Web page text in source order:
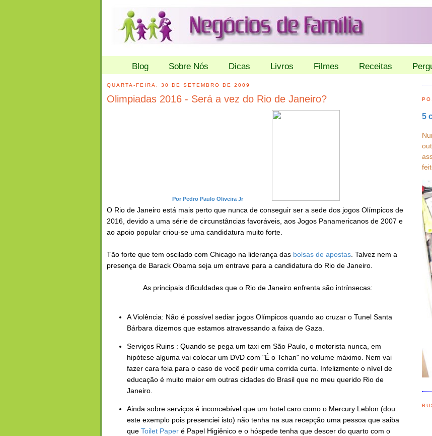
Blog Sobre Nós Dicas Livros Filmes Receitas
QUARTA-FEIRA, 30 DE SETEMBRO DE 2009
Olimpiadas 2016 - Será a vez do Rio de Janeiro?
Por Pedro Paulo Oliveira Jr
O Rio de Janeiro está mais perto que nunca de conseguir ser a sede dos jogos Olímpicos de
2016, devido a uma série de circunstâncias favoráveis, aos Jogos Panamericanos de 2007 e
ao apoio popular criou-se uma candidatura muito forte.
Tão forte que tem oscilado com Chicago na liderança das bolsas de apostas . Talvez nem a
presença de Barack Obama seja um entrave para a candidatura do Rio de Janeiro.
As principais dificuldades que o Rio de Janeiro enfrenta são intrínsecas:
A Violência: Não é possível sediar jogos Olímpicos quando ao cruzar o Tunel Santa
Bárbara dizemos que estamos atravessando a faixa de Gaza.
Serviços Ruins : Quando se pega um taxi em São Paulo, o motorista nunca, em
hipótese alguma vai colocar um DVD com "É o Tchan" no volume máximo. Nem vai
fazer cara feia para o caso de você pedir uma corrida curta. Infelizmente o nível de
educação é muito maior em outras cidades do Brasil que no meu querido Rio de
Janeiro.
Ainda sobre serviços é inconcebível que um hotel caro como o Mercury Leblon (dou
este exemplo pois presenciei isto) não tenha na sua recepção uma pessoa que saiba
que Toilet Paper é Papel Higiênico e o hóspede tenha que descer do quarto com o
5